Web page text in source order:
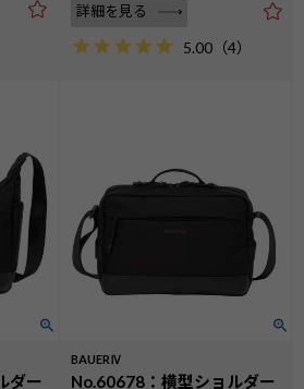
詳細を見る
5.00 （4）
ダー
BAUERⅣ
No.60678：横型ショルダー